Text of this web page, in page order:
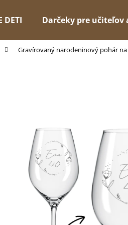
DETI Darčeky pre učiteľov
Gravírovaný narodeninový pohár
Čo potrebujete
Odporúčame